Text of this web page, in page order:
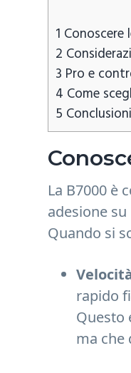
1 Conoscere
2
3 Pro e
4 Come
5 Conclusioni
La B7000 è
adesione
Quando si
rapido
Questo
ma che